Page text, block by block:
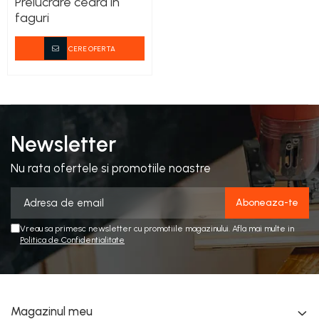
Stupi Vopsiti
Vopsea/intretinere stupi
faguri
CERE OFERTA
Newsletter
Nu rata ofertele si promotiile noastre
Vreau sa primesc newsletter cu promotiile magazinului. Afla mai multe in
Politica de Confidentialitate
Magazinul meu